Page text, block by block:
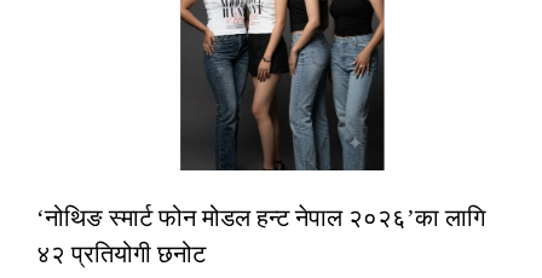
‘नोथिङ स्मार्ट फोन मोडल हन्ट नेपाल २०२६’का लागि
४२ प्रतियोगी छनोट